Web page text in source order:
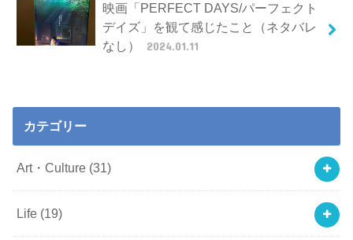
映画「PERFECT DAYS/パーフェクト
デイズ」を観て感じたこと（ネタバレ
なし）
2024.01.11
カテゴリー
Art・Culture (31)
Life (19)